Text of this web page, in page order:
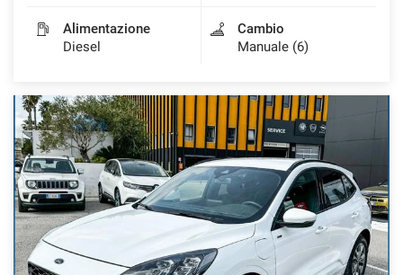
Alimentazione
Diesel
Cambio
Manuale (6)